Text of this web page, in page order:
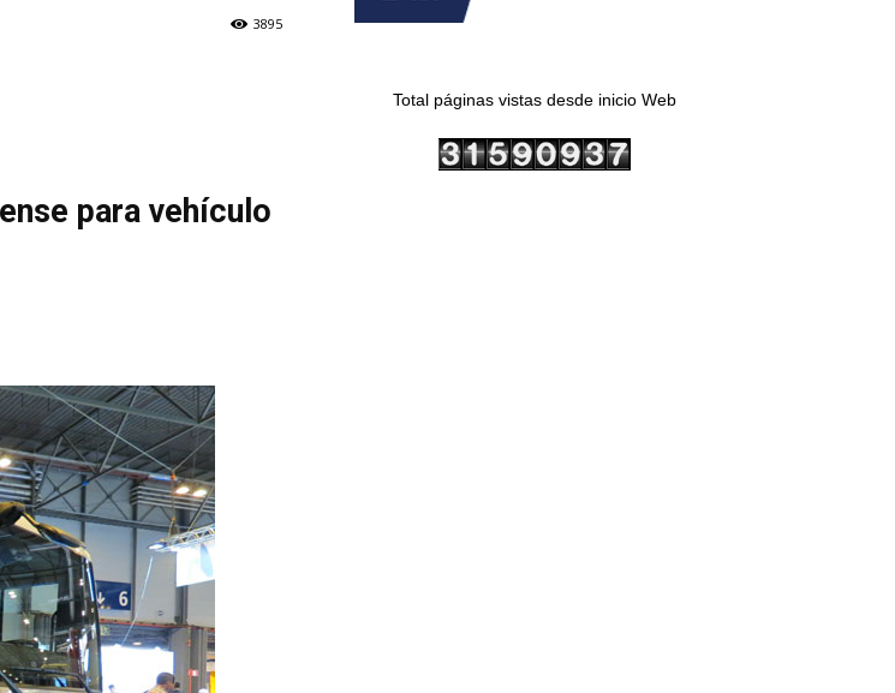
3895
para vehículo
Total páginas vistas desde inicio Web